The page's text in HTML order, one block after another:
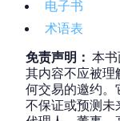
电子书
术语表
免责声明： 本书
其内容不应被
何交易的邀约。
不保证或预测未